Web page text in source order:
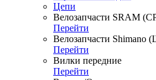
Цепи
Велозапчасти SRAM
Перейти
Велозапчасти Shimano
Перейти
Вилки передние
Перейти